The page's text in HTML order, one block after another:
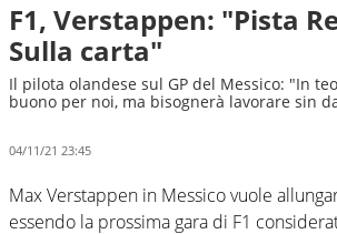
F1, Verstappen: "Pista
Sulla carta"
Il pilota olandese sul GP del Messico: "In
buono per noi, ma bisognerà lavorare sin
04/11/21 23:45
Max Verstappen in Messico vuole
essendo la prossima gara di F1